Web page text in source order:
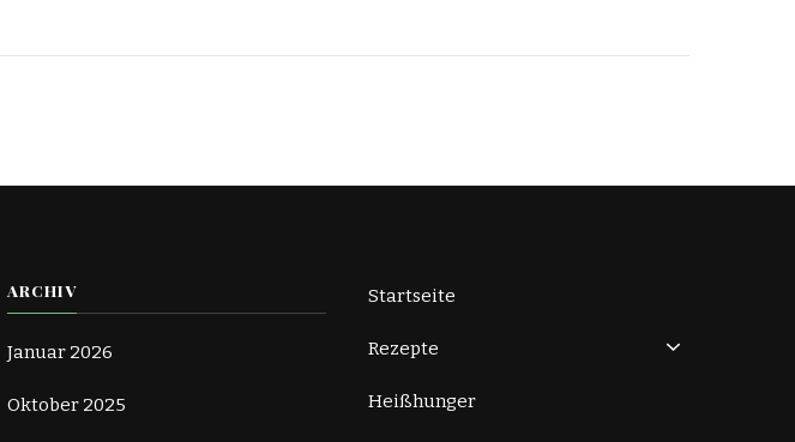
ARCHIV
Januar 2026
Oktober 2025
Startseite
Rezepte
Heißhunger